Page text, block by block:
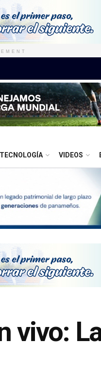
TECNOLOGÍA VIDEOS
vivo: